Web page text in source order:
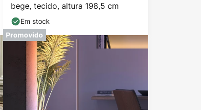
bege, tecido, altura 198,5 cm
Em stock
Promovido